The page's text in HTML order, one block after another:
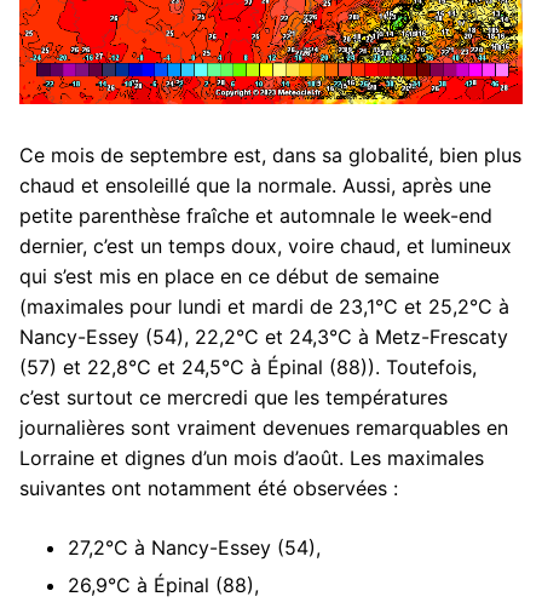
Ce mois de septembre est, dans sa globalité, bien plus
chaud et ensoleillé que la normale. Aussi, après une
petite parenthèse fraîche et automnale le week-end
dernier, c’est un temps doux, voire chaud, et lumineux
qui s’est mis en place en ce début de semaine
(maximales pour lundi et mardi de 23,1°C et 25,2°C à
Nancy-Essey (54), 22,2°C et 24,3°C à Metz-Frescaty
(57) et 22,8°C et 24,5°C à Épinal (88)). Toutefois,
c’est surtout ce mercredi que les températures
journalières sont vraiment devenues remarquables en
Lorraine et dignes d’un mois d’août. Les maximales
suivantes ont notamment été observées :
27,2°C à Nancy-Essey (54),
26,9°C à Épinal (88),